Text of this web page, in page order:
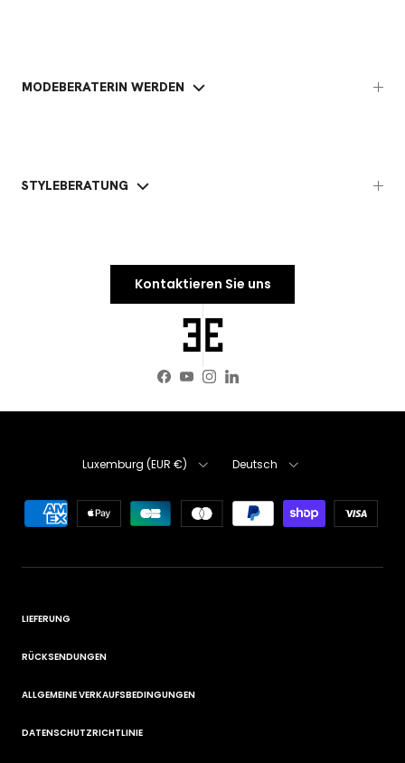
MODEBERATERIN WERDEN
STYLEBERATUNG
Kontaktieren Sie uns
Facebook
YouTube
Instagram
LinkedIn
Land/Region
Luxemburg (EUR €) Deutsch
LIEFERUNG
RÜCKSENDUNGEN
ALLGEMEINE VERKAUFSBEDINGUNGEN
DATENSCHUTZRICHTLINIE